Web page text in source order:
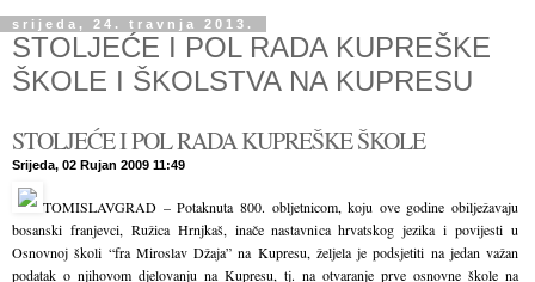
srijeda, 24. travnja 2013.
STOLJEĆE I POL RADA KUPREŠKE
ŠKOLE I ŠKOLSTVA NA KUPRESU
STOLJEĆE I POL RADA KUPREŠKE ŠKOLE
Srijeda, 02 Rujan 2009 11:49
TOMISLAVGRAD – Potaknuta 800. obljetnicom, koju ove godine obilježavaju
bosanski franjevci, Ružica Hrnjkaš, inače nastavnica hrvatskog jezika i povijesti u
Osnovnoj školi “fra Miroslav Džaja” na Kupresu, željela je podsjetiti na jedan važan
podatak o njihovom djelovanju na Kupresu, tj. na otvaranje prve osnovne škole na